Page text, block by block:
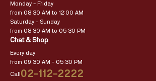
Monday – Friday
from 08:30 AM to 12:00 AM
Saturday – Sunday
from 08:30 AM to 05:30 PM
Chat & Shop
Every day
from 09:30 AM – 05:30 PM
Call 02-112-2222